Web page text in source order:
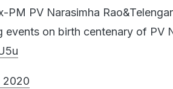
PM PV Narasimha
on birth centenary of PV
2020